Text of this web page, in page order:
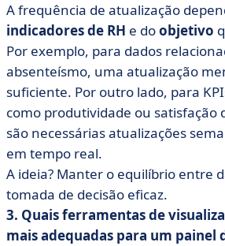
A frequência de atualização
indicadores de RH e doobjetivo
Por exemplo, para dados
absenteísmo, uma atualização
suficiente. Por outro lado, para
como produtividade ou satisfação
são necessárias atualizações
em tempo real.
A ideia? Manter o equilíbrio entre
tomada de decisão eficaz.
3. Quais ferramentas de
mais adequadas para um painel